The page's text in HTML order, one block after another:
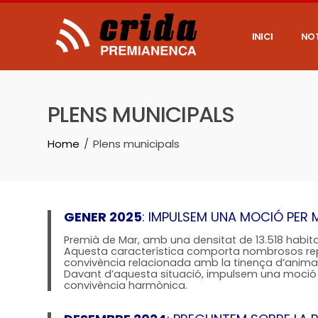
Skip
INICI
PLENS MUNICIPALS
Home Plens municipals
GENER 2025: IMPULSEM UNA MOCIÓ PER
Premià de Mar, amb una densitat de 13.518
Aquesta característica comporta nombrosos
convivència relacionada amb la tinença
Davant d’aquesta situació, impulsem una
convivència harmònica.